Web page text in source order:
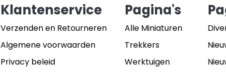
Klantenservice
Verzenden en Retourneren
Algemene voorwaarden
Privacy beleid
Pagina's
Alle Miniaturen
Trekkers
Werktuigen